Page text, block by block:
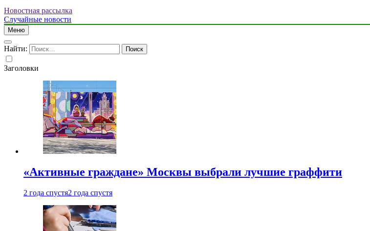
Новостная рассылка
Случайные новости
Меню
Найти:
Заголовки
«Активные граждане» Москвы выбрали лучшие граффити
2 года спустя2 года спустя